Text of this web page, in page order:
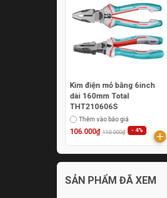
Kìm điện mỏ bằng 6inch
dài 160mm Total
THT210606S
Thêm vào báo giá
106.000₫ 110.000₫ - 4%
SẢN PHẨM ĐÃ XEM